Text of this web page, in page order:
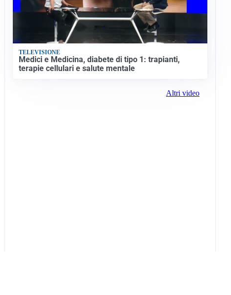
TELEVISIONE
Medici e Medicina, diabete di tipo 1: trapianti,
terapie cellulari e salute mentale
Altri video